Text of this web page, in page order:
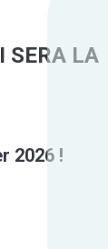
SERA LA
2026 !